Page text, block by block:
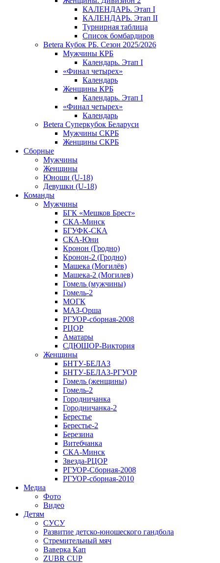
КАЛЕНДАРЬ. Этап I
КАЛЕНДАРЬ. Этап II
Турнирная таблица
Список бомбардиров
Betera Кубок РБ. Сезон 2025/2026
Мужчины КРБ
Календарь. Этап I
«Финал четырех»
Календарь
Женщины КРБ
Календарь. Этап I
«Финал четырех»
Календарь
Betera Суперкубок Беларуси
Мужчины СКРБ
Женщины СКРБ
Сборные
Мужчины
Женщины
Юноши (U-18)
Девушки (U-18)
Команды
Мужчины
БГК «Мешков Брест»
СКА-Минск
БГУФК-СКА
СКА-Юни
Кронон (Гродно)
Кронон-2 (Гродно)
Машека (Могилёв)
Машека-2 (Могилев)
Гомель (мужчины)
Гомель-2
МОГК
МАЗ-Орша
РГУОР-сборная-2008
РЦОР
Аматары
СДЮШОР-Виктория
Женщины
БНТУ-БЕЛАЗ
БНТУ-БЕЛАЗ-РГУОР
Гомель (женщины)
Гомель-2
Городничанка
Городничанка-2
Берестье
Берестье-2
Березина
Витебчанка
СКА-Минск
Звезда-РЦОР
РГУОР-Сборная-2008
РГУОР-сборная-2010
Медиа
Фото
Видео
Детям
СУСУ
Развитие детско-юношеского гандбола
Стремительный мяч
Ваверка Кап
ZUBR CUP